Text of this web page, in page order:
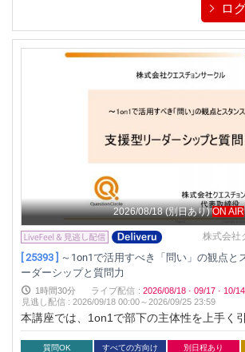
ロ
2026/08/18 (別日あり) ON AIR
株式会社
[ 25393 ]
～1on1で活用すべき「問い」の観点と
ーダーシップと質問力
1時間30分 ライブ配信 : 2026/08/18 · 09/17 · 10/14
見逃し配信 :2026/09/18 00:00～2026/09/25 23:59
本講座では、1on1で部下の主体性を上手く
顧客の抱える真の問題が何かがわからない
でお悩みの方向けに、支援型リーダーシッ
質問OK すべての方向け 別日程あり